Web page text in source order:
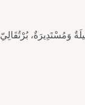
وَمُسْتَدِيرَةٌ، بُرْتُقَالِيّ